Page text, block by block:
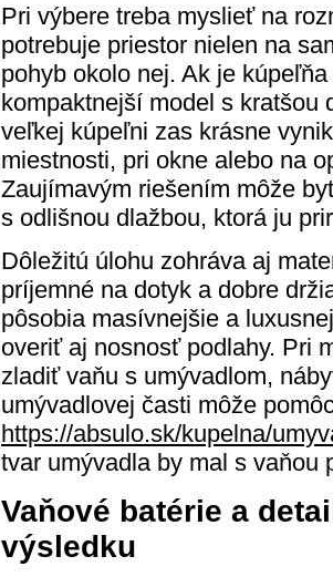
Pri výbere treba myslieť na
potrebuje priestor nielen na
pohyb okolo nej. Ak je
kompaktnejší model s kratšou
veľkej kúpeľni zas krásne
miestnosti, pri okne alebo na
Zaujímavým riešením môže
s odlišnou dlažbou, ktorá ju
Dôležitú úlohu zohráva aj
príjemné na dotyk a dobre
pôsobia masívnejšie a
overiť aj nosnosť podlahy. Pri
zladiť vaňu s umývadlom,
umývadlovej časti môže
https://absulo.sk/kupelna/
tvar umývadla by mal s vaňou
Vaňové batérie a
výsledku